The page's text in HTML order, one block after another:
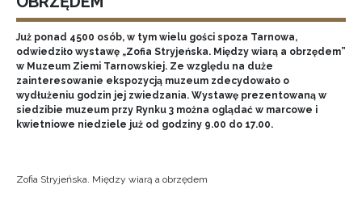
Już ponad 4500 osób, w tym wielu gości spoza Tarnowa,
odwiedziło wystawę „Zofia Stryjeńska. Między wiarą a obrzędem”
w Muzeum Ziemi Tarnowskiej. Ze względu na duże
zainteresowanie ekspozycją muzeum zdecydowało o
wydłużeniu godzin jej zwiedzania. Wystawę prezentowaną w
siedzibie muzeum przy Rynku 3 można oglądać w marcowe i
kwietniowe niedziele już od godziny 9.00 do 17.00.
Zofia Stryjeńska. Między wiarą a obrzędem